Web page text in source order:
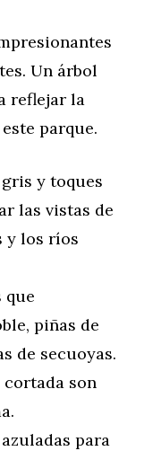
Un árbol
reflejar la
parque.
y toques
las vistas de
y los ríos
que
piñas de
de secuoyas.
cortada son
para